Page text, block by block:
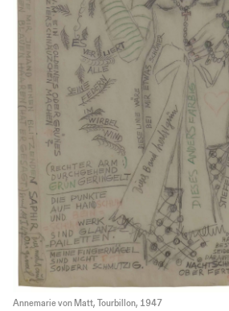
Annemarie von Matt, Tourbillon, 1947